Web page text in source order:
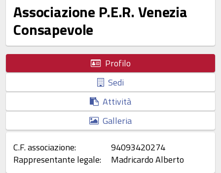
Associazione P.E.R. Venezia
Consapevole
Profilo
Sedi
Attività
Galleria
C.F. associazione:
94093420274
Rappresentante legale:
Madricardo Alberto